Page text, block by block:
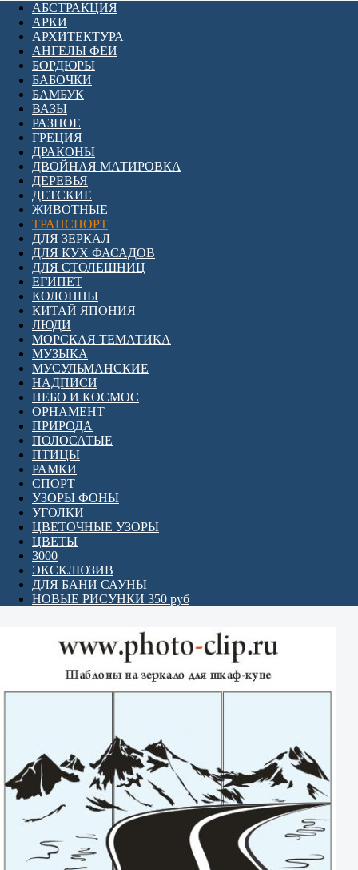
АБСТРАКЦИЯ
АРКИ
АРХИТЕКТУРА
АНГЕЛЫ ФЕИ
БОРДЮРЫ
БАБОЧКИ
БАМБУК
ВАЗЫ
РАЗНОЕ
ГРЕЦИЯ
ДРАКОНЫ
ДВОЙНАЯ МАТИРОВКА
ДЕРЕВЬЯ
ДЕТСКИЕ
ЖИВОТНЫЕ
ТРАНСПОРТ
ДЛЯ ЗЕРКАЛ
ДЛЯ КУХ ФАСАДОВ
ДЛЯ СТОЛЕШНИЦ
ЕГИПЕТ
КОЛОННЫ
КИТАЙ ЯПОНИЯ
ЛЮДИ
МОРСКАЯ ТЕМАТИКА
МУЗЫКА
МУСУЛЬМАНСКИЕ
НАДПИСИ
НЕБО И КОСМОС
ОРНАМЕНТ
ПРИРОДА
ПОЛОСАТЫЕ
ПТИЦЫ
РАМКИ
СПОРТ
УЗОРЫ ФОНЫ
УГОЛКИ
ЦВЕТОЧНЫЕ УЗОРЫ
ЦВЕТЫ
3000
ЭКСКЛЮЗИВ
ДЛЯ БАНИ САУНЫ
НОВЫЕ РИСУНКИ 350 руб